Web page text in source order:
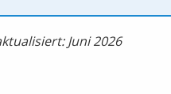
Juni 2026